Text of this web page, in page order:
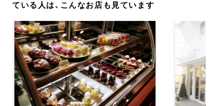
ている人は、こんなお店も見ています